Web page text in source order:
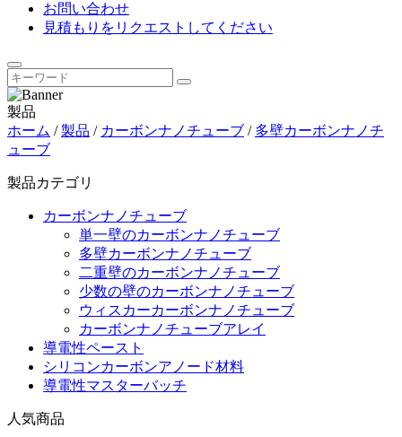
お問い合わせ
見積もりをリクエストしてください
製品
ホーム /製品 / カーボンナノチューブ / 多壁カーボンナノチ
ューブ
製品カテゴリ
カーボンナノチューブ
単一壁のカーボンナノチューブ
多壁カーボンナノチューブ
二重壁のカーボンナノチューブ
少数の壁のカーボンナノチューブ
ウィスカーカーボンナノチューブ
カーボンナノチューブアレイ
導電性ペースト
シリコンカーボンアノード材料
導電性マスターバッチ
人気商品